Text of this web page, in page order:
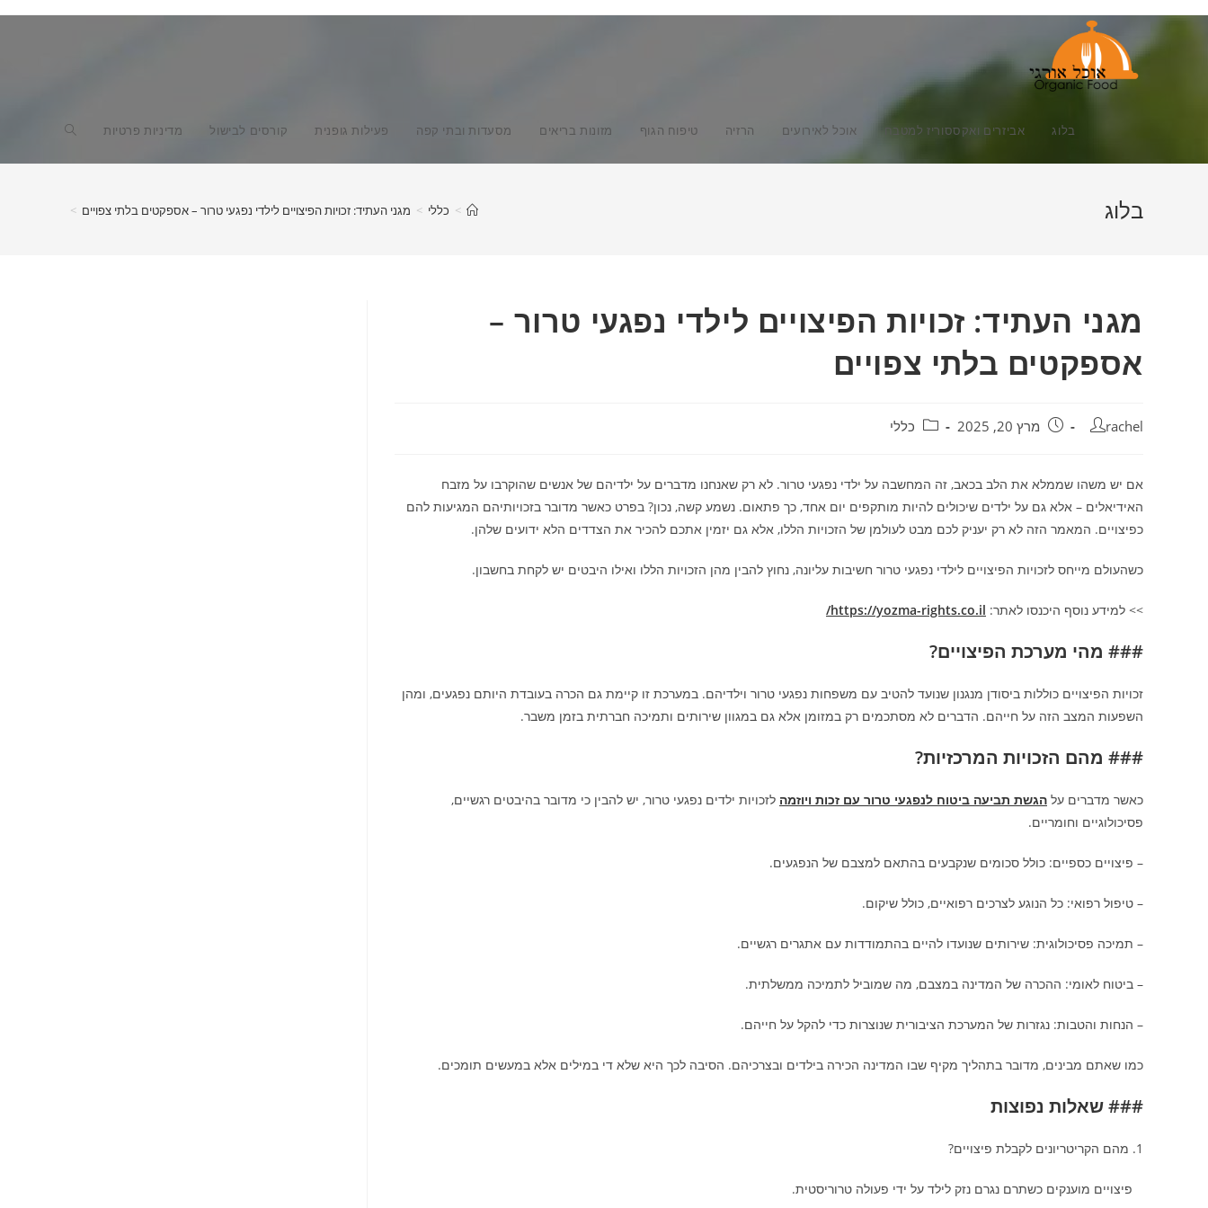
בלוג אביזרים ואקססוריז למטבח אוכל לאירועים הרזיה טיפוח הגוף מזונות בריאים מסעדות ובתי קפה פעילות גופנית קורסים לבישול מדיניות פרטיות Toggle
בלוג > כללי > מגני העתיד: זכויות הפיצויים לילדי נפגעי טרור – אספקטים בלתי צפויים >
מגני העתיד: זכויות הפיצויים לילדי נפגעי טרור –
אספקטים בלתי צפויים
מחבר:rachel פורסם:
מרץ 20, 2025 קטגוריה:
כללי
אם יש משהו שממלא את הלב בכאב, זה המחשבה על ילדי נפגעי טרור. לא רק שאנחנו מדברים על ילדיהם של אנשים שהוקרבו על מזבח
האידיאלים – אלא גם על ילדים שיכולים להיות מותקפים יום אחד, כך פתאום. נשמע קשה, נכון? בפרט כאשר מדובר בזכויותיהם המגיעות להם
כפיצויים. המאמר הזה לא רק יעניק לכם מבט לעולמן של הזכויות הללו, אלא גם יזמין אתכם להכיר את הצדדים הלא ידועים שלהן.
כשהעולם מייחס לזכויות הפיצויים לילדי נפגעי טרור חשיבות עליונה, נחוץ להבין מהן הזכויות הללו ואילו היבטים יש לקחת בחשבון.
>> למידע נוסף היכנסו לאתר: https://yozma-rights.co.il/
### מהי מערכת הפיצויים?
זכויות הפיצויים כוללות ביסודן מנגנון שנועד להטיב עם משפחות נפגעי טרור וילדיהם. במערכת זו קיימת גם הכרה בעובדת היותם נפגעים, ומהן
השפעות המצב הזה על חייהם. הדברים לא מסתכמים רק במזומן אלא גם במגוון שירותים ותמיכה חברתית בזמן משבר.
### מהם הזכויות המרכזיות?
כאשר מדברים על הגשת תביעה ביטוח לנפגעי טרור עם זכות ויוזמה לזכויות ילדים נפגעי טרור, יש להבין כי מדובר בהיבטים רגשיים,
פסיכולוגיים וחומריים.
– פיצויים כספיים: כולל סכומים שנקבעים בהתאם למצבם של הנפגעים.
– טיפול רפואי: כל הנוגע לצרכים רפואיים, כולל שיקום.
– תמיכה פסיכולוגית: שירותים שנועדו להיים בהתמודדות עם אתגרים רגשיים.
– ביטוח לאומי: ההכרה של המדינה במצבם, מה שמוביל לתמיכה ממשלתית.
– הנחות והטבות: נגזרות של המערכת הציבורית שנוצרות כדי להקל על חייהם.
כמו שאתם מבינים, מדובר בתהליך מקיף שבו המדינה הכירה בילדים ובצרכיהם. הסיבה לכך היא שלא די במילים אלא במעשים תומכים.
### שאלות נפוצות
1. מהם הקריטריונים לקבלת פיצויים?
פיצויים מוענקים כשתרם נגרם נזק לילד על ידי פעולה טרוריסטית.